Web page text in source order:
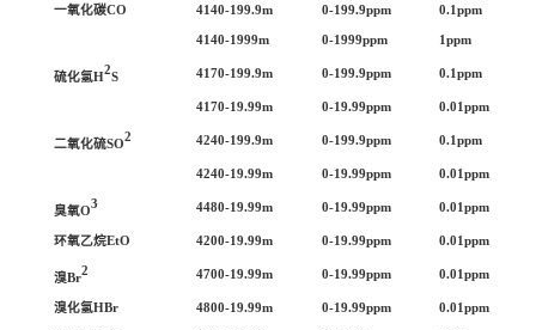
一氧化碳CO 4140-199.9m 0-199.9ppm 0.1ppm
4140-1999m 0-1999ppm 1ppm
硫化氢H
2
S 4170-199.9m 0-199.9ppm 0.1ppm
4170-19.99m 0-19.99ppm 0.01ppm
二氧化硫SO
2 4240-199.9m 0-199.9ppm 0.1ppm
4240-19.99m 0-19.99ppm 0.01ppm
臭氧O
3 4480-19.99m 0-19.99ppm 0.01ppm
环氧乙烷EtO 4200-19.99m 0-19.99ppm 0.01ppm
溴Br
2 4700-19.99m 0-19.99ppm 0.01ppm
溴化氢HBr 4800-19.99m 0-19.99ppm 0.01ppm